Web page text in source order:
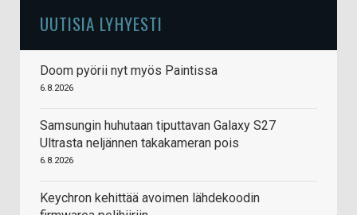
UUTISIA LYHYESTI
Doom pyörii nyt myös Paintissa
6.8.2026
Samsungin huhutaan tiputtavan Galaxy S27
Ultrasta neljännen takakameran pois
6.8.2026
Keychron kehittää avoimen lähdekoodin